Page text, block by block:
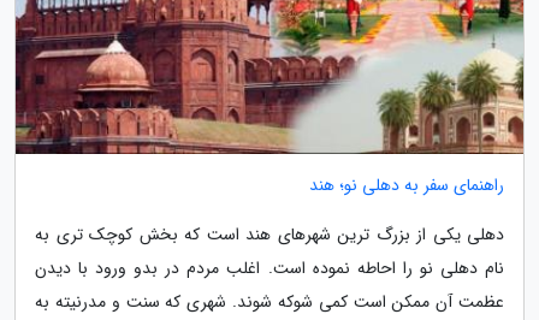
راهنمای سفر به دهلی نو؛ هند
دهلی یکی از بزرگ ترین شهرهای هند است که بخش کوچک تری به
نام دهلی نو را احاطه نموده است. اغلب مردم در بدو ورود با دیدن
عظمت آن ممکن است کمی شوکه شوند. شهری که سنت و مدرنیته به